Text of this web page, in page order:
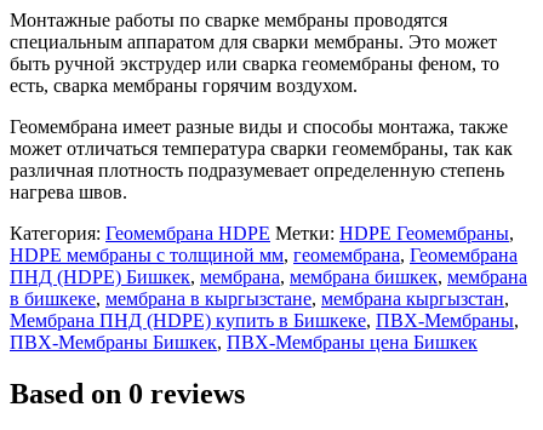
Монтажные работы по сварке мембраны проводятся
специальным аппаратом для сварки мембраны. Это может
быть ручной экструдер или сварка геомембраны феном, то
есть, сварка мембраны горячим воздухом.
Геомембрана имеет разные виды и способы монтажа, также
может отличаться температура сварки геомембраны, так как
различная плотность подразумевает определенную степень
нагрева швов.
Категория: Геомембрана HDPE Метки: HDPE Геомембраны,
HDPE мембраны с толщиной мм, геомембрана, Геомембрана
ПНД (HDPE) Бишкек, мембрана, мембрана бишкек, мембрана
в бишкеке, мембрана в кыргызстане, мембрана кыргызстан,
Мембрана ПНД (HDPE) купить в Бишкеке, ПВХ-Мембраны,
ПВХ-Мембраны Бишкек, ПВХ-Мембраны цена Бишкек
Based on 0 reviews